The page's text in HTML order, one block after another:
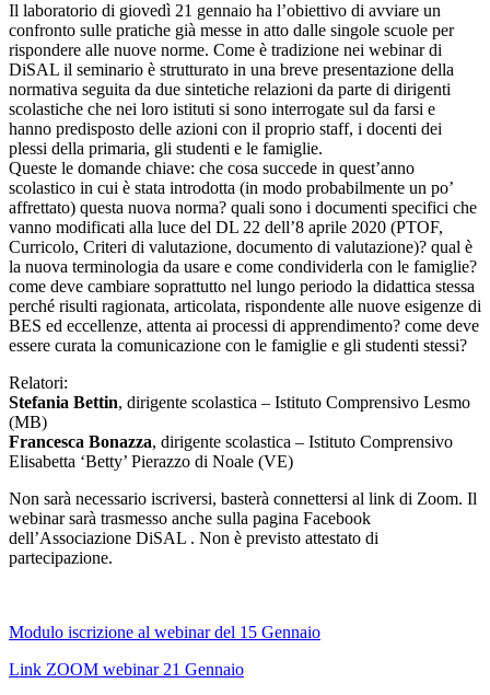
Il laboratorio di giovedì 21 gennaio ha l’obiettivo di avviare un
confronto sulle pratiche già messe in atto dalle singole scuole per
rispondere alle nuove norme. Come è tradizione nei webinar di
DiSAL il seminario è strutturato in una breve presentazione della
normativa seguita da due sintetiche relazioni da parte di dirigenti
scolastiche che nei loro istituti si sono interrogate sul da farsi e
hanno predisposto delle azioni con il proprio staff, i docenti dei
plessi della primaria, gli studenti e le famiglie.
Queste le domande chiave: che cosa succede in quest’anno
scolastico in cui è stata introdotta (in modo probabilmente un po’
affrettato) questa nuova norma? quali sono i documenti specifici che
vanno modificati alla luce del DL 22 dell’8 aprile 2020 (PTOF,
Curricolo, Criteri di valutazione, documento di valutazione)? qual è
la nuova terminologia da usare e come condividerla con le famiglie?
come deve cambiare soprattutto nel lungo periodo la didattica stessa
perché risulti ragionata, articolata, rispondente alle nuove esigenze di
BES ed eccellenze, attenta ai processi di apprendimento? come deve
essere curata la comunicazione con le famiglie e gli studenti stessi?
Relatori:
Stefania Bettin, dirigente scolastica – Istituto Comprensivo Lesmo
(MB)
Francesca Bonazza, dirigente scolastica – Istituto Comprensivo
Elisabetta ‘Betty’ Pierazzo di Noale (VE)
Non sarà necessario iscriversi, basterà connettersi al link di Zoom. Il
webinar sarà trasmesso anche sulla pagina Facebook
dell’Associazione DiSAL . Non è previsto attestato di
partecipazione.
Modulo iscrizione al webinar del 15 Gennaio
Link ZOOM webinar 21 Gennaio